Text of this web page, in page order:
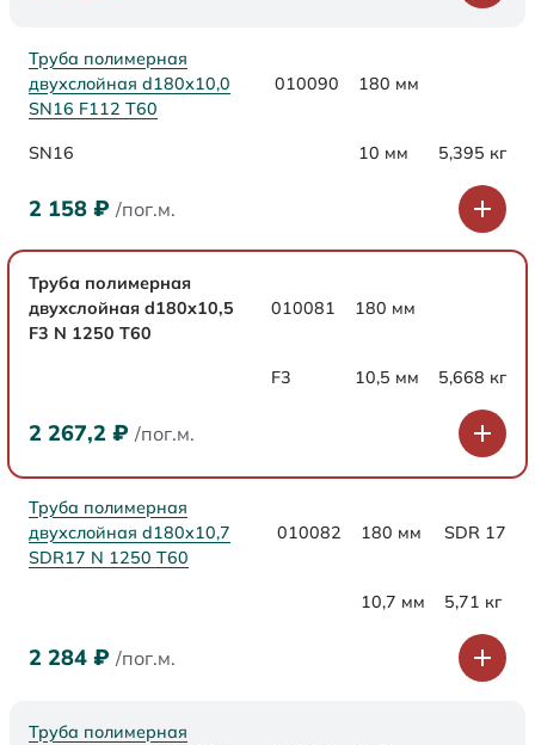
Труба полимерная
двухслойная d180х10,0
SN16 F112 Т60
010090 180 мм
SN16 10 мм 5,395 кг
2 158 ₽ /пог.м.
Труба полимерная
двухслойная d180x10,5
F3 N 1250 Т60
010081 180 мм
F3 10,5 мм 5,668 кг
2 267,2 ₽ /пог.м.
Труба полимерная
двухслойная d180x10,7
SDR17 N 1250 Т60
010082 180 мм SDR 17
10,7 мм 5,71 кг
2 284 ₽ /пог.м.
Труба полимерная